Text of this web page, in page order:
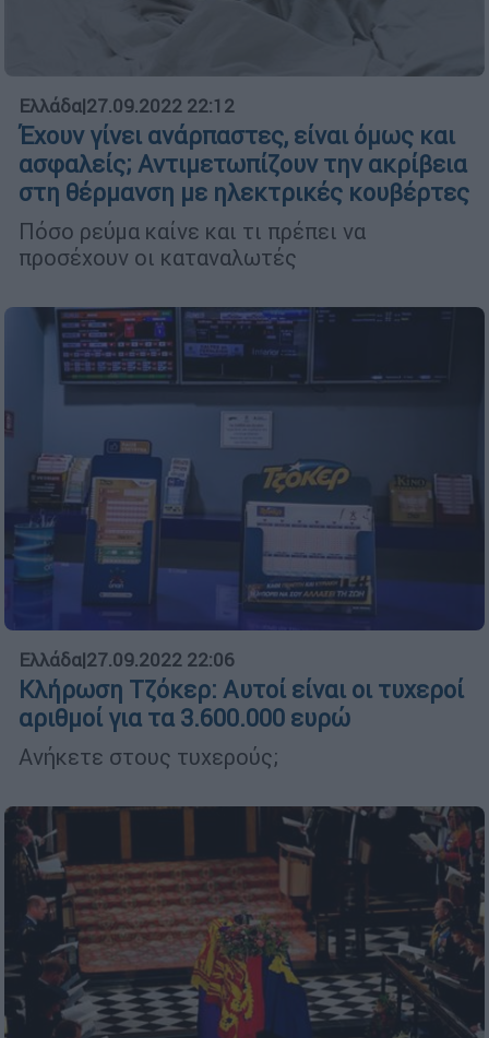
Ελλάδα|27.09.2022 22:12
Έχουν γίνει ανάρπαστες, είναι όμως και
ασφαλείς; Αντιμετωπίζουν την ακρίβεια
στη θέρμανση με ηλεκτρικές κουβέρτες
Πόσο ρεύμα καίνε και τι πρέπει να
προσέχουν οι καταναλωτές
Ελλάδα|27.09.2022 22:06
Κλήρωση Τζόκερ: Αυτοί είναι οι τυχεροί
αριθμοί για τα 3.600.000 ευρώ
Ανήκετε στους τυχερούς;